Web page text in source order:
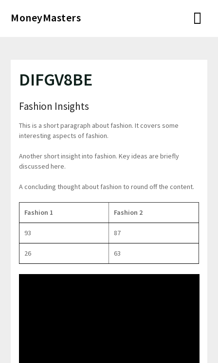
MoneyMasters
DIFGV8BE
Fashion Insights
This is a short paragraph about fashion. It covers some
interesting aspects of fashion.
Another short insight into fashion. Key ideas are briefly
discussed here.
A concluding thought about fashion to round off the content.
Fashion 1 Fashion 2
93 87
26 63